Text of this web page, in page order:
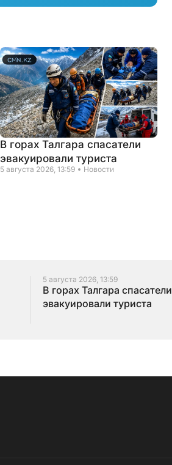
В горах Талгара спасатели
эвакуировали туриста
5 августа 2026, 13:59 Новости
5 августа 2026, 13:59
В горах Талгара спасатели
эвакуировали туриста